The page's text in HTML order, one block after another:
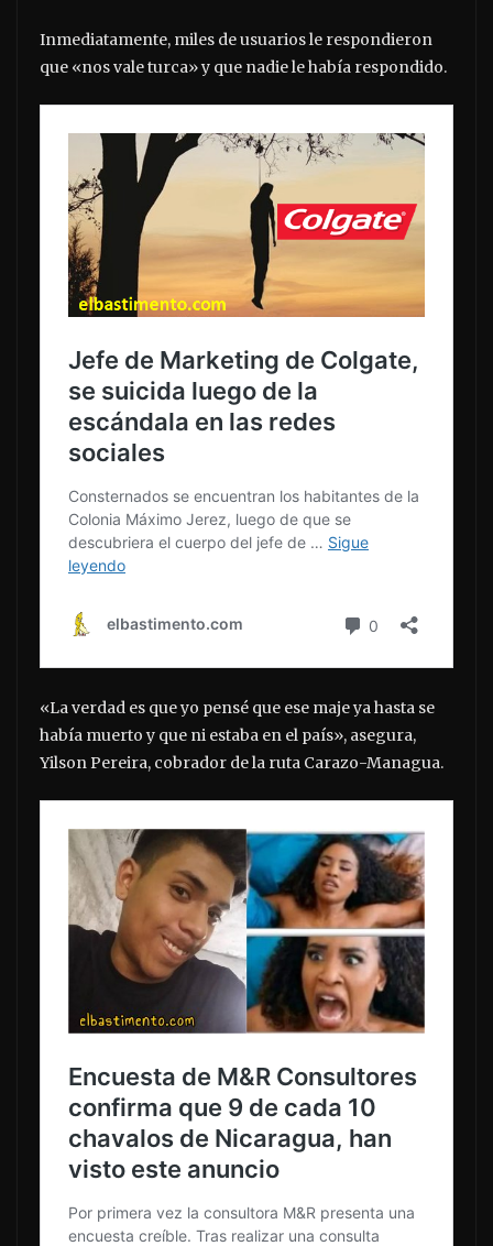
Inmediatamente, miles de usuarios le respondieron
que «nos vale turca» y que nadie le había respondido.
«La verdad es que yo pensé que ese maje ya hasta se
había muerto y que ni estaba en el país», asegura,
Yilson Pereira, cobrador de la ruta Carazo-Managua.